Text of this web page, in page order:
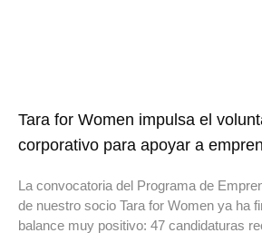
Tara for Women impulsa el
corporativo para apoyar a
La convocatoria del Programa de
de nuestro socio Tara for Women ya ha
balance muy positivo: 47 candidaturas